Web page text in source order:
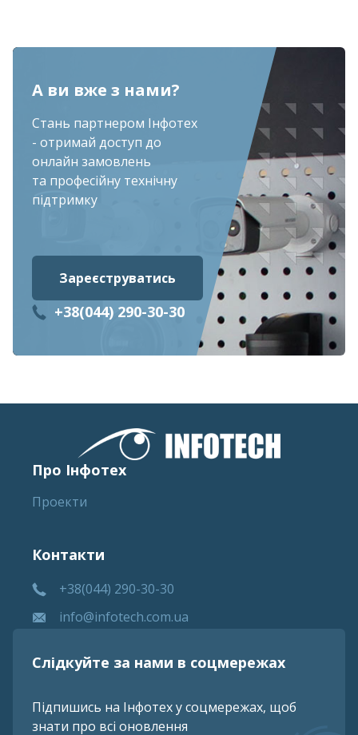
А ви вже з нами?
Стань партнером Інфотех
- отримай доступ до
онлайн замовлень
та професійну технічну
підтримку
Зареєструватись
+38(044) 290-30-30
Про Інфотех
Проекти
Контакти
+38(044) 290-30-30
info@infotech.com.ua
Слідкуйте за нами в соцмережах
Підпишись на Інфотех у соцмережах, щоб
знати про всі оновлення